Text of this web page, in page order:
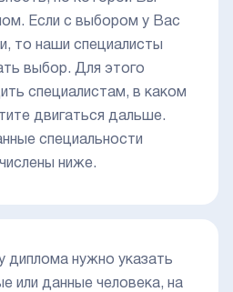
Если с выбором у Вас
то наши специалисты
выбор. Для этого
специалистам, в каком
двигаться дальше.
специальности
ниже.
диплома нужно указать
или данные человека, на